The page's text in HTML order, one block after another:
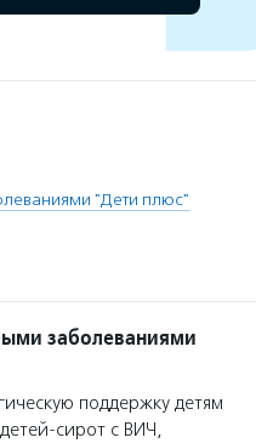
"Дети плюс"
заболеваниями
поддержку детям
сирот с ВИЧ,